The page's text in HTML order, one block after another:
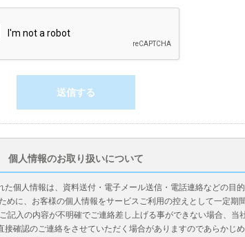
個人情報のお取り扱いについて
個人情報は、資料送付・電子メール送信・電話連絡などの目
めに、お客様の個人情報をサービスご利用の控えとして一定期
記入の内容が不明確でご連絡差し上げる事ができない場合、当
確認のご連絡をさせていただく場合がありますのであらかじめ